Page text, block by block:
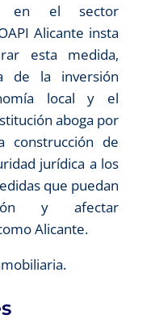
en el sector
Alicante insta
esta medida,
de la inversión
local y el
aboga por
construcción de
jurídica a los
que puedan
y afectar
Alicante.